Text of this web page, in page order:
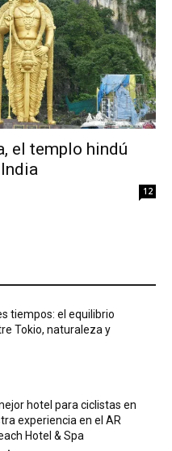
el templo hindú
12
tiempos: el equilibrio
Tokio, naturaleza y
hotel para ciclistas en
experiencia en el AR
Hotel & Spa